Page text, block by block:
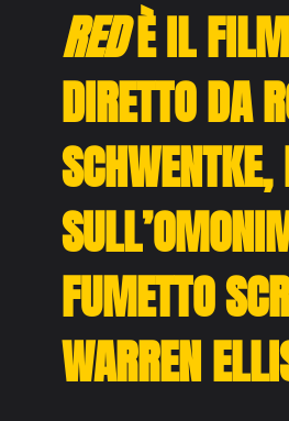
REDÈ IL FILM
DIRETTO DA
FUMETTO
WARREN